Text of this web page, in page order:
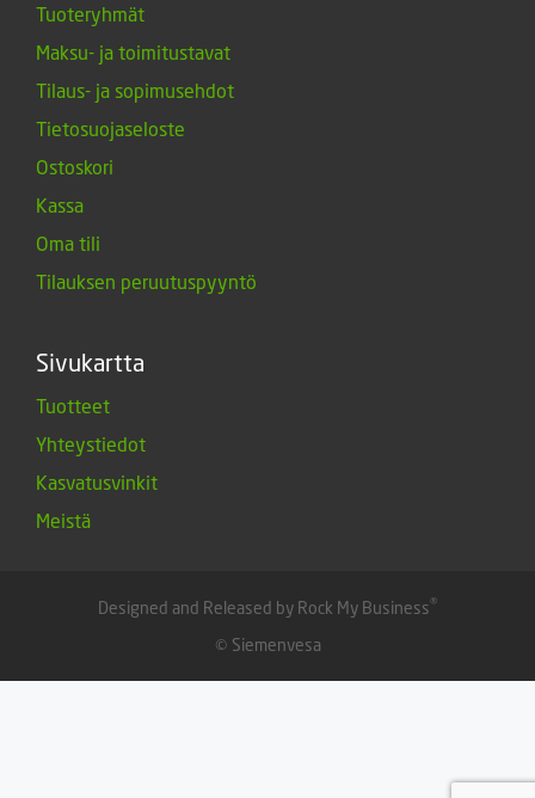
Tuoteryhmät
Maksu- ja toimitustavat
Tilaus- ja sopimusehdot
Tietosuojaseloste
Ostoskori
Kassa
Oma tili
Tilauksen peruutuspyyntö
Sivukartta
Tuotteet
Yhteystiedot
Kasvatusvinkit
Meistä
Designed and Released by Rock My Business®
© Siemenvesa